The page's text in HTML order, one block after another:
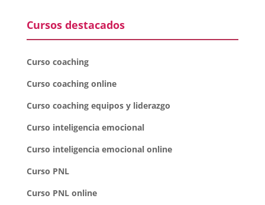
Cursos destacados
Curso coaching
Curso coaching online
Curso coaching equipos y liderazgo
Curso inteligencia emocional
Curso inteligencia emocional online
Curso PNL
Curso PNL online